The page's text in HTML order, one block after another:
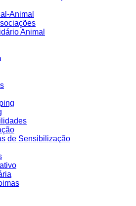
Animal
Animal
de Sensibilização